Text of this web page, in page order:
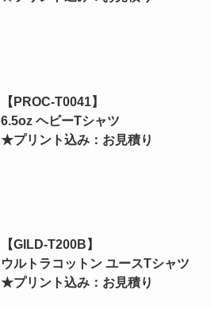
【PROC-T0041】
6.5oz ヘビーTシャツ
★プリント込み：お見積り
【GILD-T200B】
ウルトラコットン ユースTシャツ
★プリント込み：お見積り